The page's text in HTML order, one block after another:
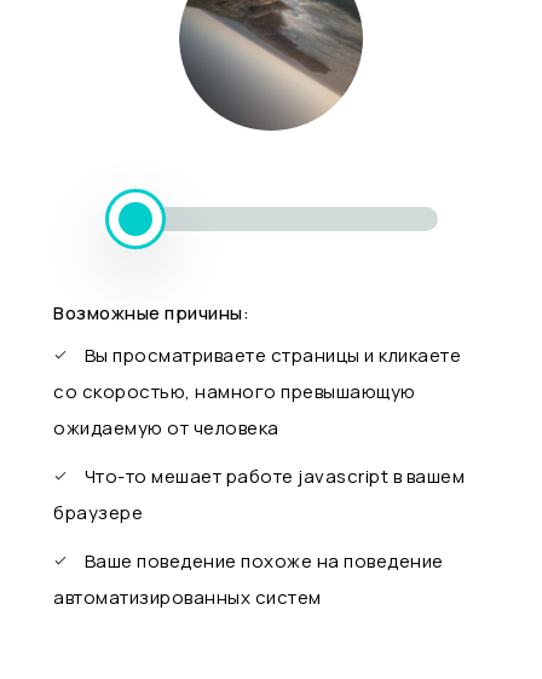
Возможные причины:
Вы просматриваете страницы и кликаете
со скоростью, намного превышающую
ожидаемую от человека
Что-то мешает работе javascript в вашем
браузере
Ваше поведение похоже на поведение
автоматизированных систем